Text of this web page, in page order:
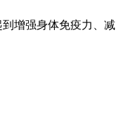
增强身体免疫力、减